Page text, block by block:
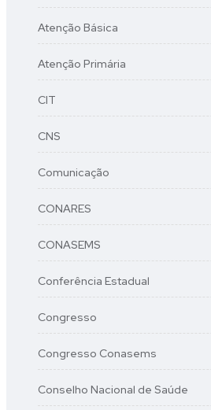
Atenção Básica
Atenção Primária
CIT
CNS
Comunicação
CONARES
CONASEMS
Conferência Estadual
Congresso
Congresso Conasems
Conselho Nacional de Saúde